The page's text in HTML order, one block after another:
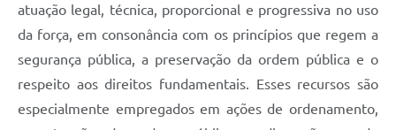
atuação legal, técnica, proporcional e progressiva no uso
da força, em consonância com os princípios que regem a
segurança pública, a preservação da ordem pública e o
respeito aos direitos fundamentais. Esses recursos são
especialmente empregados em ações de ordenamento,